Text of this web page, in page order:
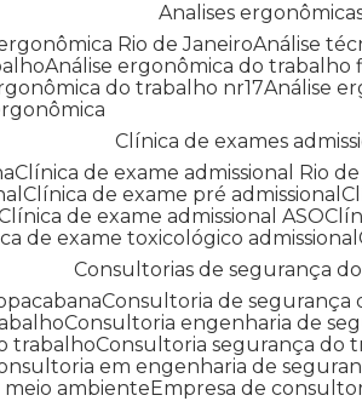
Analises
ergonômica Rio de Janeiro Análise
Análise ergonômica do trabalho
do trabalho nr17 Análise
Clínica de exames
Clínica de exame admissional Rio
Clínica de exame pré admissional
Clínica de exame admissional ASO
de exame toxicológico admissional
Consultorias de segurança
Consultoria de
Consultoria engenharia de
trabalho Consultoria segurança do
em engenharia de
meio ambiente
Empresa de